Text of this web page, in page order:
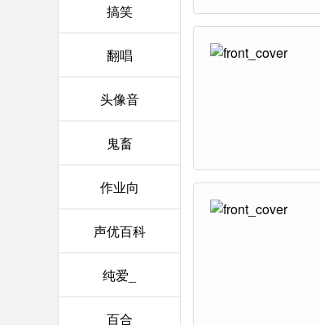
搞笑
翻唱
头像音
鬼畜
作业向
声优百科
纯爱_
百合